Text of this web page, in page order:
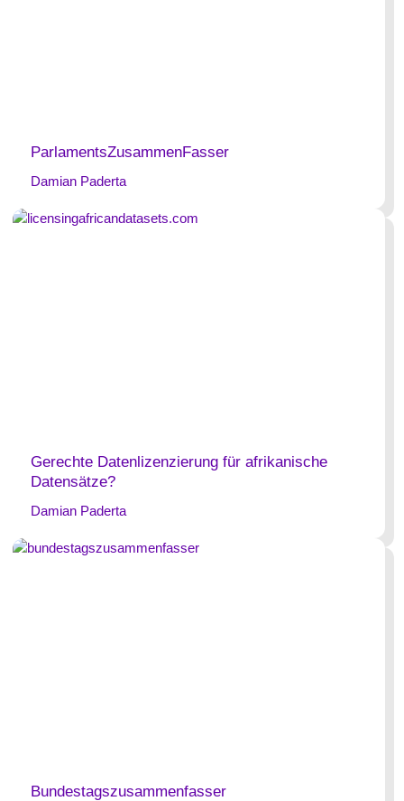
ParlamentsZusammenFasser
Damian Paderta
Gerechte Datenlizenzierung für afrikanische
Datensätze?
Damian Paderta
Bundestagszusammenfasser